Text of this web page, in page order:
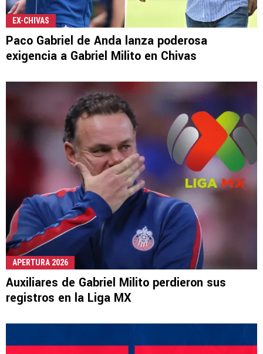
EX-CHIVAS
Paco Gabriel de Anda lanza poderosa
exigencia a Gabriel Milito en Chivas
APERTURA 2026
Auxiliares de Gabriel Milito perdieron sus
registros en la Liga MX